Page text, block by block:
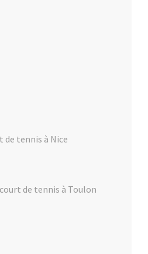
tennis à Nice
de tennis à Toulon